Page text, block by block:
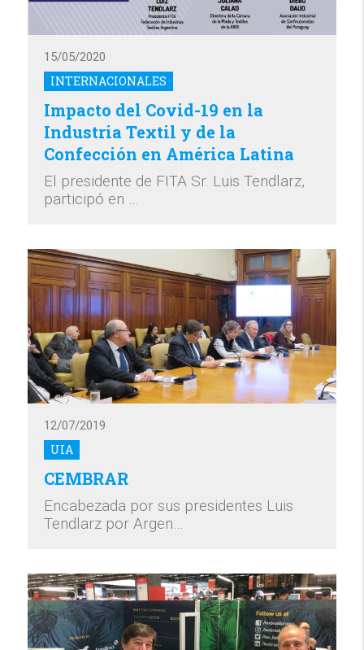
INTERNACIONALES
15/05/2020
Impacto del Covid-19 en la
Industria Textil y de la
Confección en América Latina
El presidente de FITA Sr. Luis Tendlarz,
participó en …
UIA
12/07/2019
CEMBRAR
Encabezada por sus presidentes Luis
Tendlarz por Argen…